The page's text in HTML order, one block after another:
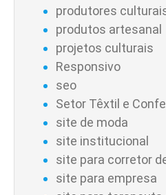
produtores
produtos artesanal
projetos culturais
Responsivo
seo
Setor Têxtil e
site de moda
site institucional
site para corretor
site para empresa